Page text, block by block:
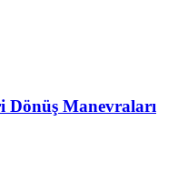
Dönüş Manevraları